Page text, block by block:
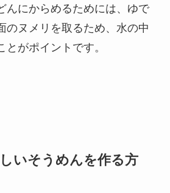
にからめるためには、 ゆで
のヌメリを取るため、水の中
がポイントです。
いそうめんを作る方